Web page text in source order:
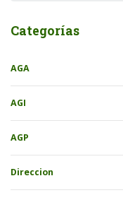
Categorías
AGA
AGI
AGP
Direccion